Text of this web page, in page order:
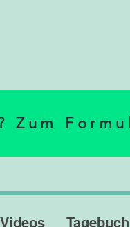
Zum